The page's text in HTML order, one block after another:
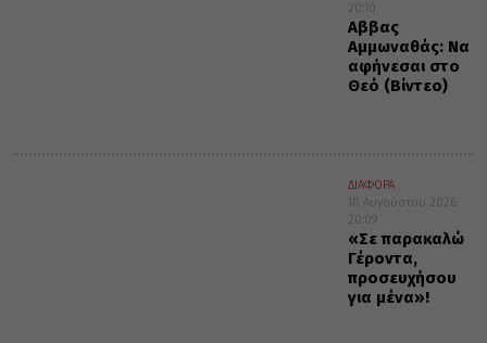
20:10
Αββας
Αμμωναθάς: Να
αφήνεσαι στο
Θεό (Βίντεο)
ΔΙΑΦΟΡΑ
10 Αυγούστου 2026
20:09
«Σε παρακαλώ
Γέροντα,
προσευχήσου
για μένα»!